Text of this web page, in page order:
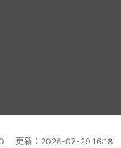
更新： 2026-07-29 16:18